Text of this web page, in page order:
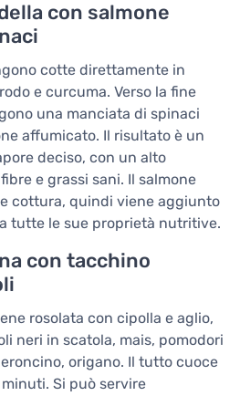
con salmone
cotte direttamente in
e curcuma. Verso la fine
una manciata di spinaci
affumicato. Il risultato è un
deciso, con un alto
e grassi sani. Il salmone
cottura, quindi viene aggiunto
tutte le sue proprietà nutritive.
con tacchino
rosolata con cipolla e aglio,
neri in scatola, mais, pomodori
origano. Il tutto cuoce
Si può servire